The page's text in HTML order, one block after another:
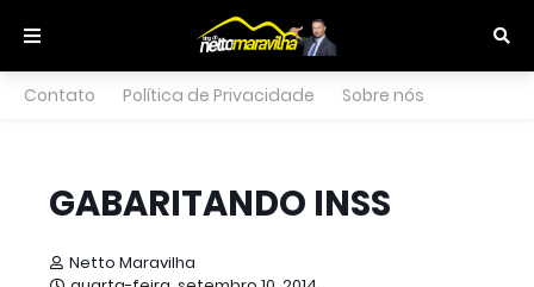
Contato Política de Privacidade Sobre nós
GABARITANDO INSS
Netto Maravilha